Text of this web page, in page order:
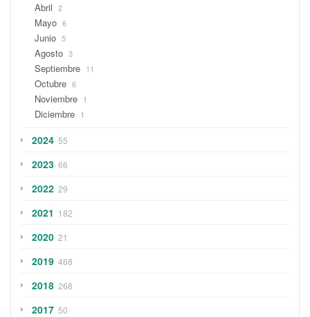
Abril 2
Mayo 6
Junio 5
Agosto 3
Septiembre 11
Octubre 6
Noviembre 1
Diciembre 1
2024 55
2023 66
2022 29
2021 182
2020 21
2019 468
2018 268
2017 50